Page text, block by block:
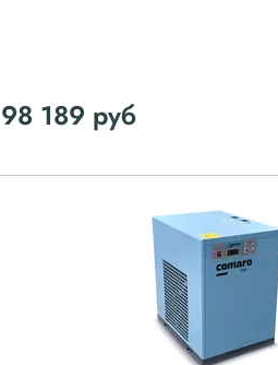
98 189 руб